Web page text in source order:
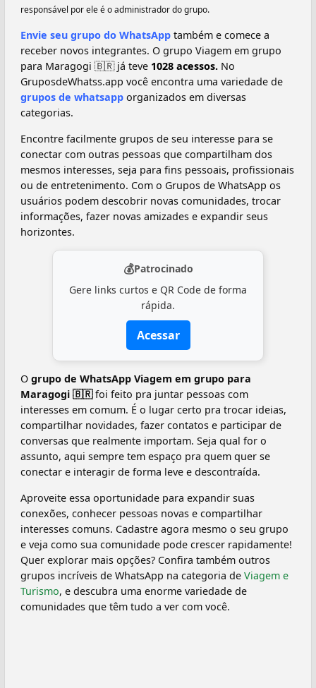
responsável por ele é o administrador do grupo.
Envie seu grupo do WhatsApp também e comece a
receber novos integrantes. O grupo Viagem em grupo
para Maragogi 🇧🇷️ já teve 1028 acessos. No
GruposdeWhatss.app você encontra uma variedade de
grupos de whatsapp organizados em diversas
categorias.
Encontre facilmente grupos de seu interesse para se
conectar com outras pessoas que compartilham dos
mesmos interesses, seja para fins pessoais, profissionais
ou de entretenimento. Com o Grupos de WhatsApp os
usuários podem descobrir novas comunidades, trocar
informações, fazer novas amizades e expandir seus
horizontes.
💰Patrocinado
Gere links curtos e QR Code de forma
rápida.
Acessar
O grupo de WhatsApp Viagem em grupo para
Maragogi 🇧🇷️foi feito pra juntar pessoas com
interesses em comum. É o lugar certo pra trocar ideias,
compartilhar novidades, fazer contatos e participar de
conversas que realmente importam. Seja qual for o
assunto, aqui sempre tem espaço pra quem quer se
conectar e interagir de forma leve e descontraída.
Aproveite essa oportunidade para expandir suas
conexões, conhecer pessoas novas e compartilhar
interesses comuns. Cadastre agora mesmo o seu grupo
e veja como sua comunidade pode crescer rapidamente!
Quer explorar mais opções? Confira também outros
grupos incríveis de WhatsApp na categoria de Viagem e
Turismo, e descubra uma enorme variedade de
comunidades que têm tudo a ver com você.